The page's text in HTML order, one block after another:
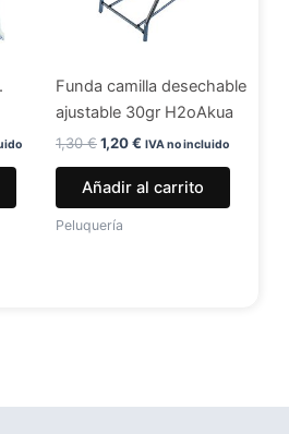
Funda camilla desechable
ajustable 30gr H2oAkua
1,30€1,20€ IVA no incluido
Añadir al carrito
Peluquería